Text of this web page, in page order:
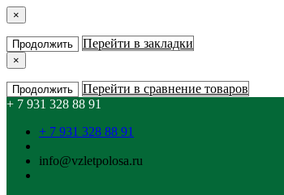
×
Продолжить Перейти в закладки
×
Продолжить
Перейти в сравнение товаров
+ 7 931 328 88 91
+ 7 931 328 88 91
info@vzletpolosa.ru